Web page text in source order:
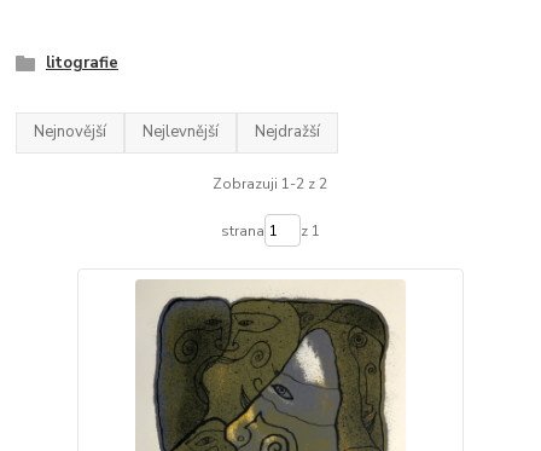
litografie
Nejnovější Nejlevnější Nejdražší
Zobrazuji 1-2 z 2
strana z 1